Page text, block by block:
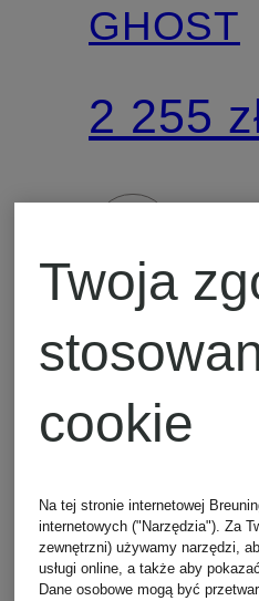
GHOST
2 255
Twoja
cookie
Na tej stronie internetowej
internetowych ("Narzędzia"). Za
zewnętrzni) używamy narzędzi,
usługi online, a także aby
Dane osobowe mogą być